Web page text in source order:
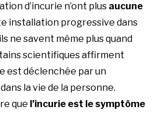
d’incurie n’ont plus aucune
installation progressive dans
ne savent même plus quand
scientifiques affirment
est déclenchée par un
la vie de la personne.
que l’incurie est le symptôme